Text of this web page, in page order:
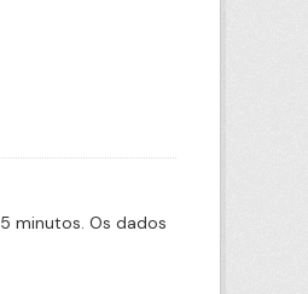
minutos. Os dados